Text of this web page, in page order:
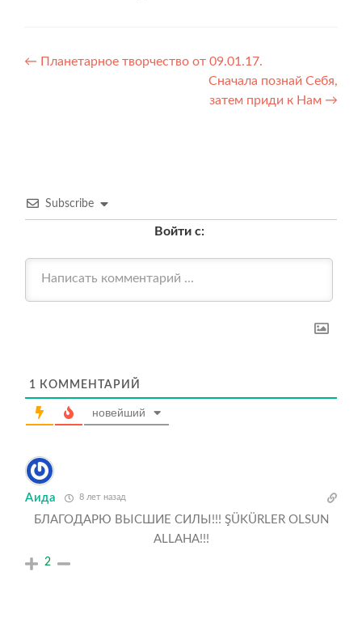
Навигация
← Планeтарноe творчeство от 09.01.17.
Сначала познай Себя,
затем приди к Нам →
Subscribe
Войти с:
1 КОММЕНТАРИЙ
новейший
Аида 8 лет назад
БЛАГОДАРЮ ВЫСШИЕ СИЛЫ!!! ŞÜKÜRLER OLSUN
ALLAHA!!!
2